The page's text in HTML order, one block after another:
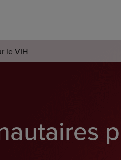
le VIH